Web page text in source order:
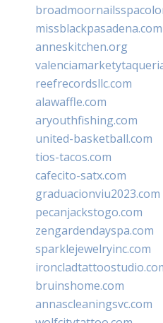
missblackpasadena.com
anneskitchen.org
reefrecordsllc.com
alawaffle.com
aryouthfishing.com
united-basketball.com
tios-tacos.com
cafecito-satx.com
graduacionviu2023.com
pecanjackstogo.com
zengardendayspa.com
sparklejewelryinc.com
bruinshome.com
annascleaningsvc.com